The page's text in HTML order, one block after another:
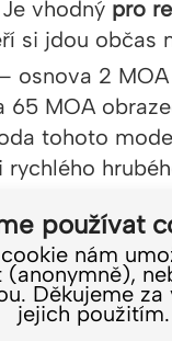
používat
nám
(anonymně),
Děkujeme za
jejich použitím.
vhodný pro
si jdou občas
– osnova 2
65 MOA
tohoto
rychlého
Je vhodnýna
a pro
.
– high-tech